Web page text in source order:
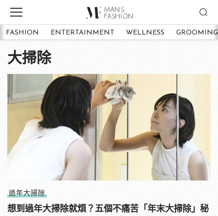
FASHION ENTERTAINMENT WELLNESS GROOMING
大掃除
過年大掃除
想到過年大掃除就煩？五個不痛苦「年末大掃除」秘